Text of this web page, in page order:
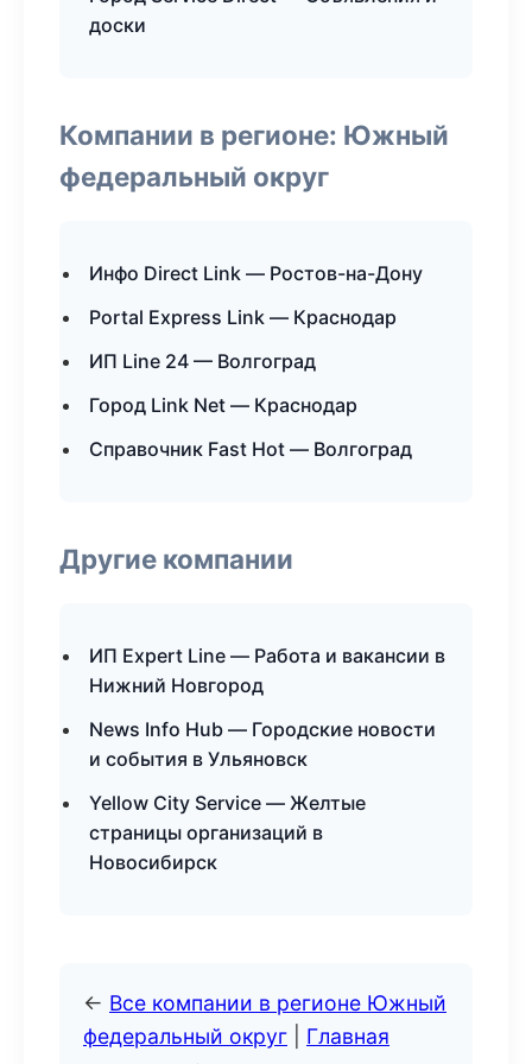
доски
Компании в регионе: Южный
федеральный округ
Инфо Direct Link — Ростов-на-Дону
Portal Express Link — Краснодар
ИП Line 24 — Волгоград
Город Link Net — Краснодар
Справочник Fast Hot — Волгоград
Другие компании
ИП Expert Line — Работа и вакансии в
Нижний Новгород
News Info Hub — Городские новости
и события в Ульяновск
Yellow City Service — Желтые
страницы организаций в
Новосибирск
← Все компании в регионе Южный
федеральный округ
Главная